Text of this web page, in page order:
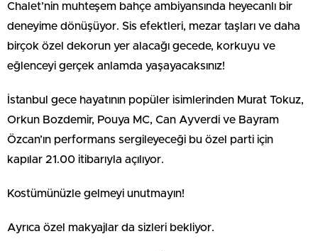
Chalet’nin muhteşem bahçe ambiyansında heyecanlı bir
deneyime dönüşüyor. Sis efektleri, mezar taşları ve daha
birçok özel dekorun yer alacağı gecede, korkuyu ve
eğlenceyi gerçek anlamda yaşayacaksınız!
İstanbul gece hayatının popüler isimlerinden Murat Tokuz,
Orkun Bozdemir, Pouya MC, Can Ayverdi ve Bayram
Özcan’ın performans sergileyeceği bu özel parti için
kapılar 21.00 itibarıyla açılıyor.
Kostümünüzle gelmeyi unutmayın!
Ayrıca özel makyajlar da sizleri bekliyor.